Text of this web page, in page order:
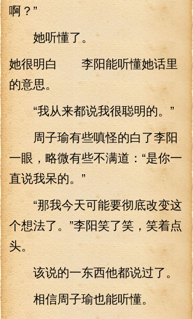
啊？”
她听懂了。
她很明白 李阳能听懂她话里
的意思。
“我从来都说我很聪明的。”
周子瑜有些嗔怪的白了李阳
一眼，略微有些不满道：“是你一
直说我呆的。”
“那我今天可能要彻底改变这
个想法了。”李阳笑了笑，笑着点
头。
该说的一东西他都说过了。
相信周子瑜也能听懂。